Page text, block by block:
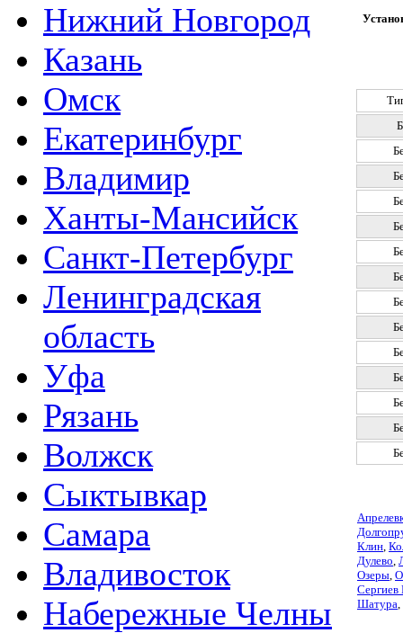
Нижний Новгород
Казань
Омск
Екатеринбург
Владимир
Ханты-Мансийск
Санкт-Петербург
Ленинградская
область
Уфа
Рязань
Волжск
Сыктывкар
Самара
Владивосток
Набережные Челны
Клин
Дулево
Озеры
Сергиев
Шатура